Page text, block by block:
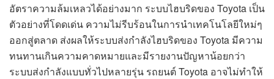
อัตราความล้มเหลวได้อย่างมาก ระบบไฮบริดของ Toyota เป็น
ตัวอย่างที่โดดเด่น ความไม่รีบร้อนในการนำเทคโนโลยีใหม่ๆ
ออกสู่ตลาด ส่งผลให้ระบบส่งกำลังไฮบริดของ Toyota มีความ
ทนทานเกินความคาดหมายและมีรายงานปัญหาน้อยกว่า
ระบบส่งกำลังแบบทั่วไปหลายรุ่น รถยนต์ Toyota อาจไม่ทำให้